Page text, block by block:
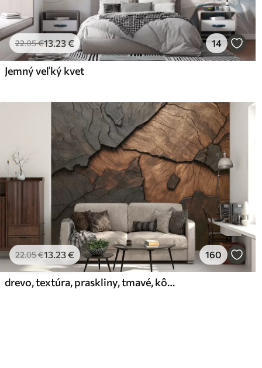
22.05€13.23€ 14
Jemný veľký kvet
22.05€13.23€ 160
drevo, textúra, praskliny, tmavé, kôra, povrch